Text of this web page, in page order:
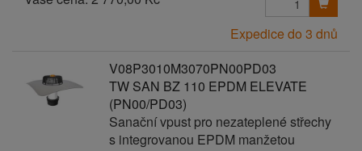
Expedice do 3 dnů
V08P3010M3070PN00PD03
TW SAN BZ 110 EPDM ELEVATE
(PN00/PD03)
Sanační vpust pro nezateplené střechy
s integrovanou EPDM manžetou